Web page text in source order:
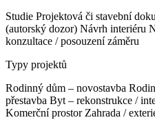
Studie Projektová či stavební
(autorský dozor) Návrh interiéru
konzultace / posouzení záměru
Typy projektů
Rodinný dům – novostavba
přestavba Byt – rekonstrukce /
Komerční prostor Zahrada /